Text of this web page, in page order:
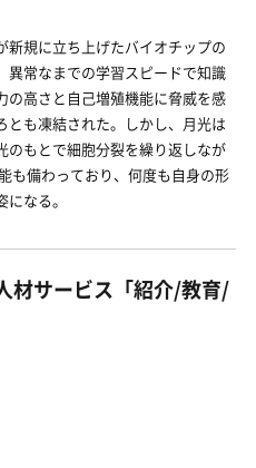
新規に立ち上げたバイオチップの
異常なまでの学習スピードで知識
の高さと自己増殖機能に脅威を感
とも凍結された。しかし、月光は
のもとで細胞分裂を繰り返しなが
も備わっており、何度も自身の形
なる。
材サービス「紹介/教育/